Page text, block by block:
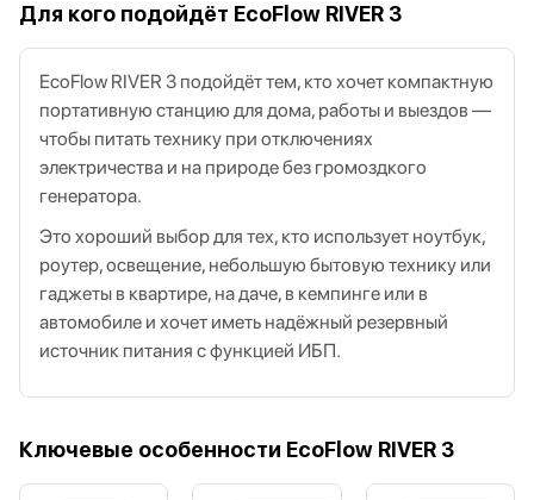
Для кого подойдёт EcoFlow RIVER 3
EcoFlow RIVER 3 подойдёт тем, кто хочет компактную
портативную станцию для дома, работы и выездов —
чтобы питать технику при отключениях
электричества и на природе без громоздкого
генератора.
Это хороший выбор для тех, кто использует ноутбук,
роутер, освещение, небольшую бытовую технику или
гаджеты в квартире, на даче, в кемпинге или в
автомобиле и хочет иметь надёжный резервный
источник питания с функцией ИБП.
Ключевые особенности EcoFlow RIVER 3